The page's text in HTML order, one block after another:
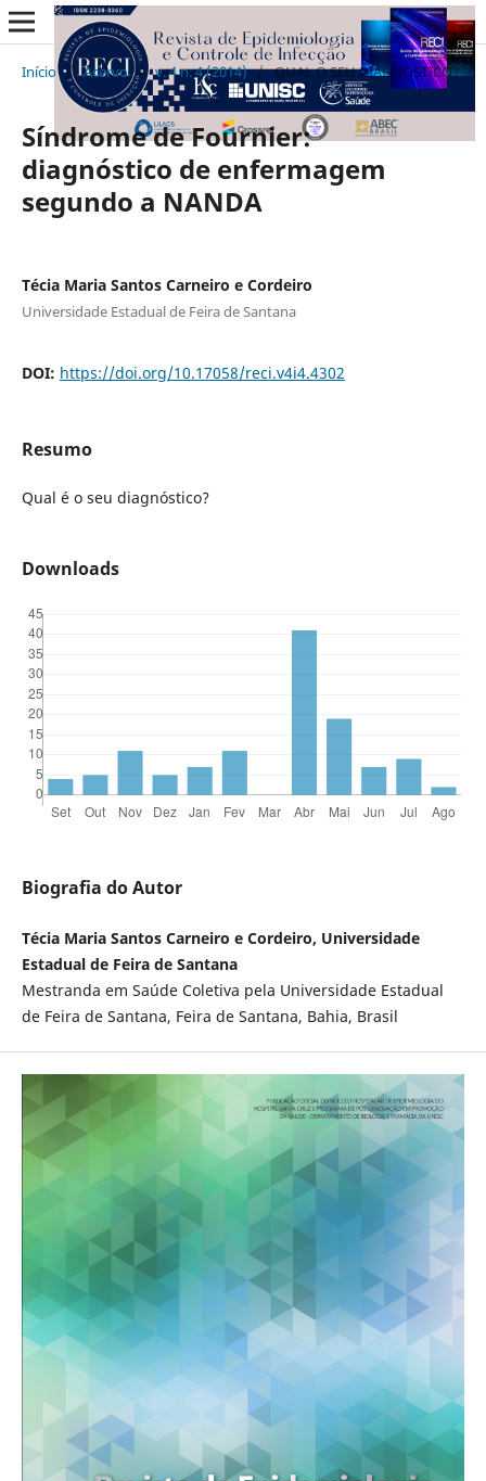
Início / Acervo / v. 4 n. 4 (2014) / QUAL O SEU DIAGNÓSTICO?
Síndrome de Fournier:
diagnóstico de enfermagem
segundo a NANDA
Técia Maria Santos Carneiro e Cordeiro
Universidade Estadual de Feira de Santana
DOI: https://doi.org/10.17058/reci.v4i4.4302
Resumo
Qual é o seu diagnóstico?
Downloads
Biografia do Autor
Técia Maria Santos Carneiro e Cordeiro, Universidade
Estadual de Feira de Santana
Mestranda em Saúde Coletiva pela Universidade Estadual
de Feira de Santana, Feira de Santana, Bahia, Brasil